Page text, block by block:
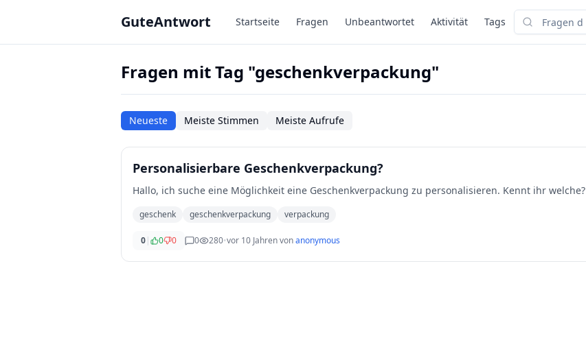
GuteAntwort Startseite Fragen Unbeantwortet Aktivität Tags
Suchen
Fragen mit Tag "geschenkverpackung"
Neueste Meiste Stimmen Meiste Aufrufe
Personalisierbare Geschenkverpackung?
Hallo, ich suche eine Möglichkeit eine Geschenkverpackung zu personalisieren. Kennt ihr welche?
geschenk geschenkverpackung verpackung
0| 0 0 0 280•vor 10 Jahrenvonanonymous